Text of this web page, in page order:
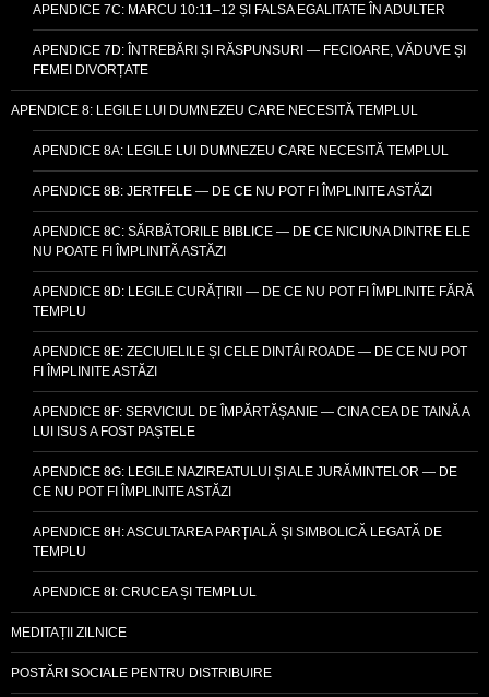
APENDICE 7C: MARCU 10:11–12 ȘI FALSA EGALITATE ÎN ADULTER
APENDICE 7D: ÎNTREBĂRI ȘI RĂSPUNSURI — FECIOARE, VĂDUVE ȘI
FEMEI DIVORȚATE
APENDICE 8: LEGILE LUI DUMNEZEU CARE NECESITĂ TEMPLUL
APENDICE 8A: LEGILE LUI DUMNEZEU CARE NECESITĂ TEMPLUL
APENDICE 8B: JERTFELE — DE CE NU POT FI ÎMPLINITE ASTĂZI
APENDICE 8C: SĂRBĂTORILE BIBLICE — DE CE NICIUNA DINTRE ELE
NU POATE FI ÎMPLINITĂ ASTĂZI
APENDICE 8D: LEGILE CURĂȚIRII — DE CE NU POT FI ÎMPLINITE FĂRĂ
TEMPLU
APENDICE 8E: ZECIUIELILE ȘI CELE DINTÂI ROADE — DE CE NU POT
FI ÎMPLINITE ASTĂZI
APENDICE 8F: SERVICIUL DE ÎMPĂRTĂȘANIE — CINA CEA DE TAINĂ A
LUI ISUS A FOST PAȘTELE
APENDICE 8G: LEGILE NAZIREATULUI ȘI ALE JURĂMINTELOR — DE
CE NU POT FI ÎMPLINITE ASTĂZI
APENDICE 8H: ASCULTAREA PARȚIALĂ ȘI SIMBOLICĂ LEGATĂ DE
TEMPLU
APENDICE 8I: CRUCEA ȘI TEMPLUL
MEDITAȚII ZILNICE
POSTĂRI SOCIALE PENTRU DISTRIBUIRE